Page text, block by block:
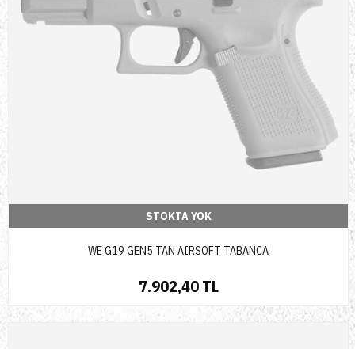
STOKTA YOK
WE G19 GEN5 TAN AIRSOFT TABANCA
7.902,40 TL